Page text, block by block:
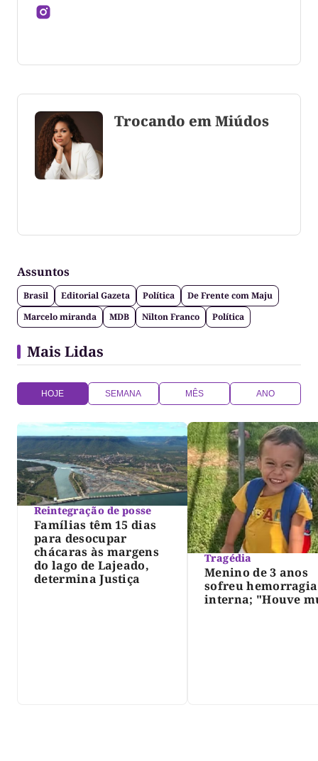
Tocantins
Trocando em Miúdos
consultora de comunicação. CEO Editora-Chefe da
político e anti-fake!
Assuntos
Brasil Editorial Gazeta Política
De Frente com Maju
Marcelo miranda
MDB Nilton Franco Política
Mais Lidas
HOJE SEMANA MÊS ANO
Reintegração de posse
Famílias têm 15 dias
para desocupar
chácaras às margens
do lago de Lajeado,
determina Justiça
Tragédia
Menino de 3 anos
sofreu hemorragia
interna; "Houve